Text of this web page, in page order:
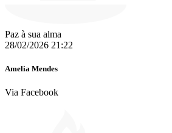
Paz à sua alma
28/02/2026 21:22
Amelia Mendes
Via Facebook